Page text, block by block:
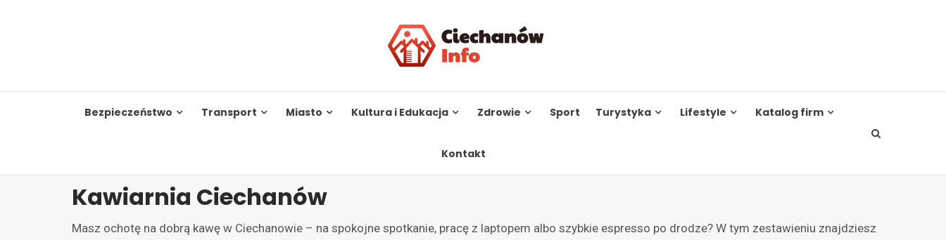
Bezpieczeństwo Transport Miasto Kultura i Edukacja Zdrowie Sport Turystyka Lifestyle Katalog firm
Kontakt
Kawiarnia Ciechanów
Masz ochotę na dobrą kawę w Ciechanowie – na spokojne spotkanie, pracę z laptopem albo szybkie espresso po drodze? W tym zestawieniu znajdziesz